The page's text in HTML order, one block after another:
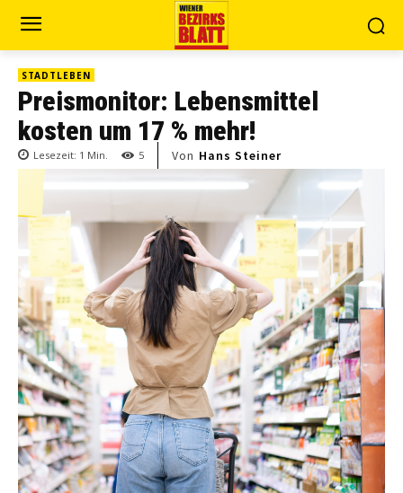
STADTLEBEN
Preismonitor: Lebensmittel
kosten um 17 % mehr!
Lesezeit: 1 Min. 5 Von Hans Steiner